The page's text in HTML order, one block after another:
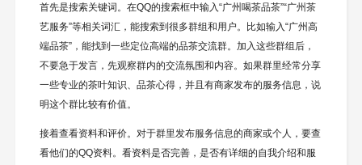
首先是搜索关键词。在QQ的搜索框中输入“广州喝茶品茶”“广州茶
艺服务”等相关词汇，能搜索到很多群组和用户。比如输入“广州高
端品茶”，能找到一些定位高端的品茶交流群。加入这些群组后，
不要急于发言，先观察群内的交流氛围和内容。如果群里经常分享
一些专业的茶叶知识、品茶心得，并且有商家发布的服务信息，说
明这个群比较有价值。
接着查看资料和评价。对于群里发布服务信息的商家或个人，要查
看他们的QQ资料。看资料是否完善，是否有详细的自我介绍和服